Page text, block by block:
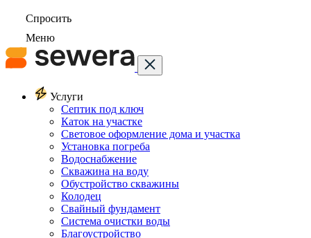
Спросить
Меню
Услуги
Септик под ключ
Каток на участке
Световое оформление дома и участка
Установка погреба
Водоснабжение
Скважина на воду
Обустройство скважины
Колодец
Свайный фундамент
Система очистки воды
Благоустройство